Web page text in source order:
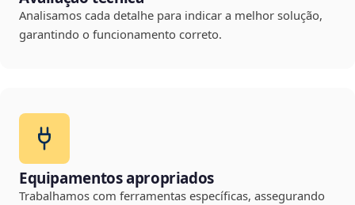
Analisamos cada detalhe para indicar a melhor solução,
garantindo o funcionamento correto.
Equipamentos apropriados
Trabalhamos com ferramentas específicas, assegurando